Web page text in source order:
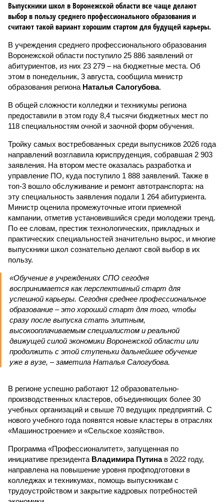
Выпускники школ в Воронежской области все чаще делают
выбор в пользу среднего профессионального образования и
считают такой вариант хорошим стартом для будущей карьеры.
В учреждения среднего профессионального образования
Воронежской области поступило 25 886 заявлений от
абитуриентов, из них 23 279 – на бюджетные места. Об
этом в понедельник, 3 августа, сообщила министр
образования региона Наталья Салогубова.
В общей сложности колледжи и техникумы региона
предоставили в этом году 8,4 тысячи бюджетных мест по
118 специальностям очной и заочной форм обучения.
Тройку самых востребованных среди выпусников 2026 года
направлений возглавила юриспруденция, собравшая 2 903
заявления. На втором месте оказалась разработка и
управление ПО, куда поступило 1 888 заявлений. Также в
топ-3 вошло обслуживание и ремонт автотранспорта: на
эту специальность заявления подали 1 264 абитуриента.
Министр оценила промежуточные итоги приемной
кампании, отметив установившийся среди молодежи тренд.
По ее словам, престиж технологических, прикладных и
практических специальностей значительно вырос, и многие
выпускники школ сознательно делают свой выбор в их
пользу.
«Обучение в учреждениях СПО сегодня
воспринимается как перспективный старт для
успешной карьеры. Сегодня среднее профессиональное
образование – это хороший старт для того, чтобы
сразу после выпуска стать элитным,
высокооплачиваемым специалистом и реальной
движущей силой экономики Воронежской области или
продолжить с этой ступеньки дальнейшее обучение
уже в вузе, – заметила Наталья Салогубова.
В регионе успешно работают 12 образовательно-
производственных кластеров, объединяющих более 30
учебных организаций и свыше 70 ведущих предприятий. С
нового учебного года появятся новые кластеры в отраслях
«Машиностроение» и «Сельское хозяйство».
Программа «Профессионалитет», запущенная по
инициативе президента Владимира Путинав 2022 году,
направлена на повышение уровня профподготовки в
колледжах и техникумах, помощь выпускникам с
трудоустройством и закрытие кадровых потребностей